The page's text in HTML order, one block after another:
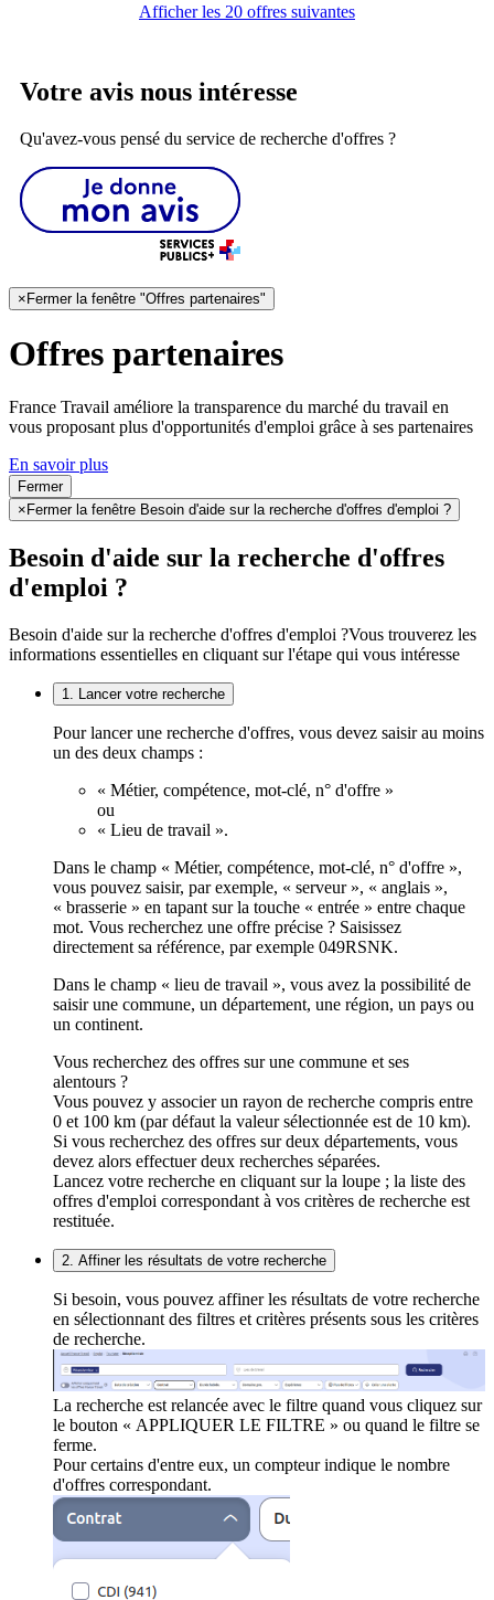
Afficher les 20 offres suivantes
Votre avis nous intéresse
Qu'avez-vous pensé du service de recherche d'offres ?
×Fermer la fenêtre "Offres partenaires"
Offres partenaires
France Travail améliore la transparence du marché du travail en
vous proposant plus d'opportunités d'emploi grâce à ses partenaires
En savoir plus
Fermer
× Fermer la fenêtre Besoin d'aide sur la recherche d'offres d'emploi ?
Besoin d'aide sur la recherche d'offres
d'emploi ?
Besoin d'aide sur la recherche d'offres d'emploi ?Vous trouverez les
informations essentielles en cliquant sur l'étape qui vous intéresse
1. Lancer votre recherche
Pour lancer une recherche d'offres, vous devez saisir au moins
un des deux champs :
« Métier, compétence, mot-clé, n° d'offre »
ou
« Lieu de travail ».
Dans le champ « Métier, compétence, mot-clé, n° d'offre »,
vous pouvez saisir, par exemple, « serveur », « anglais »,
« brasserie » en tapant sur la touche « entrée » entre chaque
mot. Vous recherchez une offre précise ? Saisissez
directement sa référence, par exemple 049RSNK.
Dans le champ « lieu de travail », vous avez la possibilité de
saisir une commune, un département, une région, un pays ou
un continent.
Vous recherchez des offres sur une commune et ses
alentours ?
Vous pouvez y associer un rayon de recherche compris entre
0 et 100 km (par défaut la valeur sélectionnée est de 10 km).
Si vous recherchez des offres sur deux départements, vous
devez alors effectuer deux recherches séparées.
Lancez votre recherche en cliquant sur la loupe ; la liste des
offres d'emploi correspondant à vos critères de recherche est
restituée.
2. Affiner les résultats de votre recherche
Si besoin, vous pouvez affiner les résultats de votre recherche
en sélectionnant des filtres et critères présents sous les critères
de recherche.
La recherche est relancée avec le filtre quand vous cliquez sur
le bouton « APPLIQUER LE FILTRE » ou quand le filtre se
ferme.
Pour certains d'entre eux, un compteur indique le nombre
d'offres correspondant.